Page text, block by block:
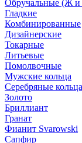
Обручальные (Ж
Гладкие
Комбинированные
Дизайнерские
Токарные
Литьевые
Помолвочные
Мужские кольца
Серебряные кольца
Золото
Бриллиант
Гранат
Фианит Svarowski
Сапфир